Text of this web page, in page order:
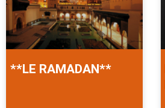
**LE RAMADAN**